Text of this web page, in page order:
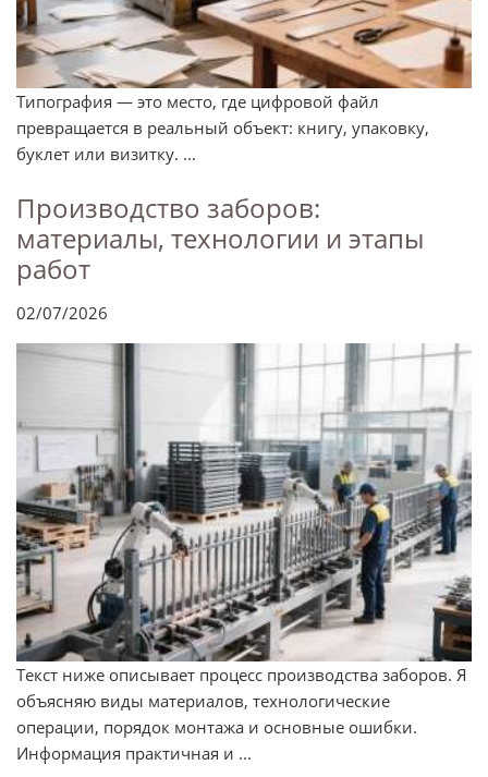
Типография — это место, где цифровой файл
превращается в реальный объект: книгу, упаковку,
буклет или визитку. ...
Производство заборов:
материалы, технологии и этапы
работ
02/07/2026
Текст ниже описывает процесс производства заборов. Я
объясняю виды материалов, технологические
операции, порядок монтажа и основные ошибки.
Информация практичная и ...